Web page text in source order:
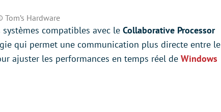
Tom’s Hardware
compatibles avec le Collaborative Processor
qui permet une communication plus directe entre le
ajuster les performances en temps réel de Windows